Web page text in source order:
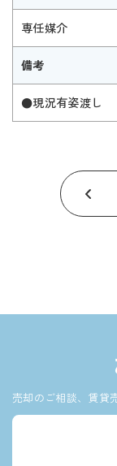
専任媒介
備考
●現況有姿渡し
売却のご相談、賃貸